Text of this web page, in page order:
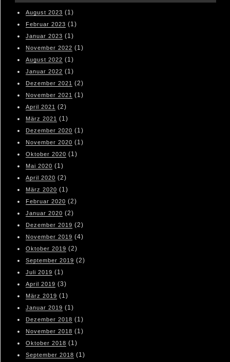
August 2023 (1)
Februar 2023 (1)
Januar 2023 (1)
November 2022 (1)
August 2022 (1)
Januar 2022 (1)
Dezember 2021 (2)
November 2021 (1)
April 2021 (2)
März 2021 (1)
Dezember 2020 (1)
November 2020 (1)
Oktober 2020 (1)
Mai 2020 (1)
April 2020 (2)
März 2020 (1)
Februar 2020 (2)
Januar 2020 (2)
Dezember 2019 (2)
November 2019 (4)
Oktober 2019 (2)
September 2019 (2)
Juli 2019 (1)
April 2019 (3)
März 2019 (1)
Januar 2019 (1)
Dezember 2018 (1)
November 2018 (1)
Oktober 2018 (1)
September 2018 (1)